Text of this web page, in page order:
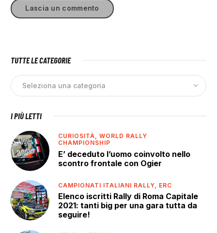
TUTTE LE CATEGORIE
I PIÙ LETTI
CURIOSITÀ,WORLD RALLY
CHAMPIONSHIP
E’ deceduto l’uomo coinvolto nello
scontro frontale con Ogier
CAMPIONATI ITALIANI RALLY, ERC
Elenco iscritti Rally di Roma Capitale
2021: tanti big per una gara tutta da
seguire!